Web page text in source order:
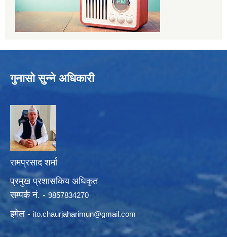
गुनासो सुन्ने अधिकारी
रामप्रसाद शर्मा
प्रमुख प्रशासकिय अधिकृत
सम्पर्क नं. - 9857834270
इमेल - ito.chaurjaharimun@gmail.com